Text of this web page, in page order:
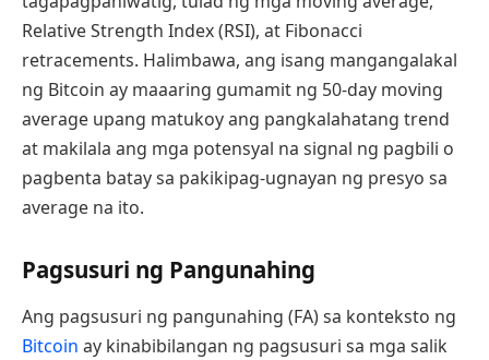
Relative Strength Index (RSI), at Fibonacci
retracements. Halimbawa, ang isang mangangalakal
ng Bitcoin ay maaaring gumamit ng 50-day moving
average upang matukoy ang pangkalahatang trend
at makilala ang mga potensyal na signal ng pagbili o
pagbenta batay sa pakikipag-ugnayan ng presyo sa
average na ito.
Pagsusuri ng Pangunahing
Ang pagsusuri ng pangunahing (FA) sa konteksto ng
Bitcoin ay kinabibilangan ng pagsusuri sa mga salik